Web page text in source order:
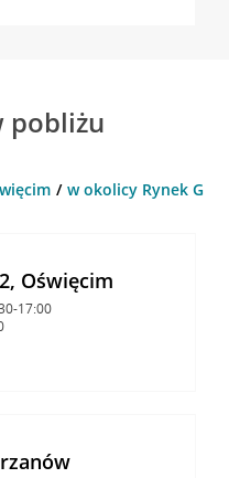
pobliżu
w okolicy Rynek
Oświęcim
17:00